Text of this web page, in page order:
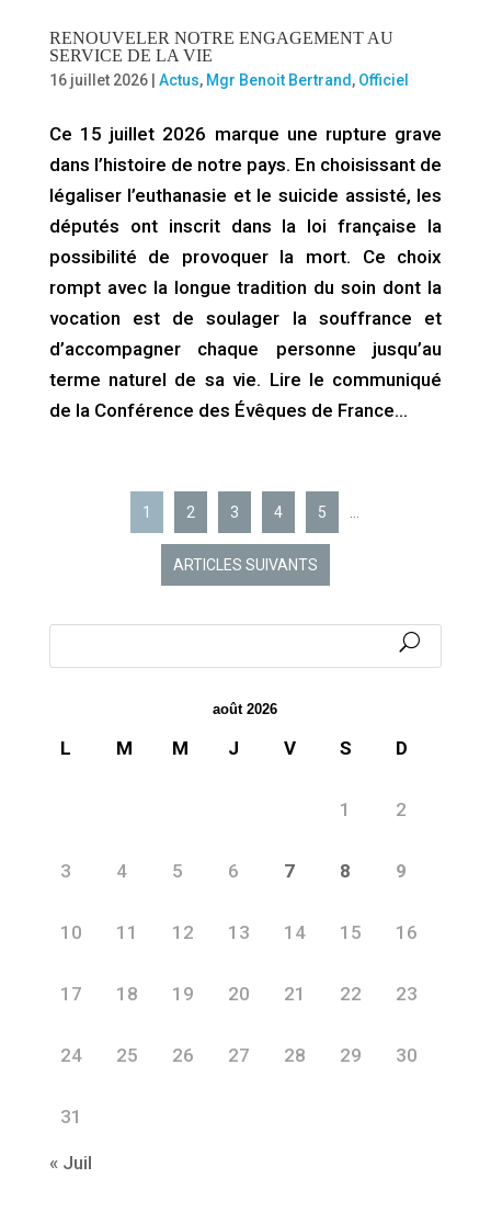
RENOUVELER NOTRE ENGAGEMENT AU
SERVICE DE LA VIE
16 juillet 2026| Actus, Mgr Benoit Bertrand, Officiel
Ce 15 juillet 2026 marque une rupture grave
dans l’histoire de notre pays. En choisissant de
légaliser l’euthanasie et le suicide assisté, les
députés ont inscrit dans la loi française la
possibilité de provoquer la mort. Ce choix
rompt avec la longue tradition du soin dont la
vocation est de soulager la souffrance et
d’accompagner chaque personne jusqu’au
terme naturel de sa vie. Lire le communiqué
de la Conférence des Évêques de France…
1 2 3 4 5
ARTICLES SUIVANTS
août 2026
L M M J V S D
1 2
3 4 5 6 7 8 9
10 11 12 13 14 15 16
17 18 19 20 21 22 23
24 25 26 27 28 29 30
31
« Juil